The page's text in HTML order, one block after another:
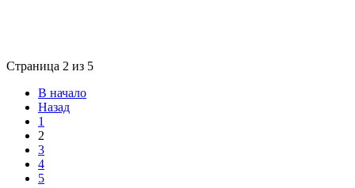
Страница 2 из 5
В начало
Назад
1
2
3
4
5